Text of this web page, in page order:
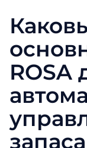
ROSA